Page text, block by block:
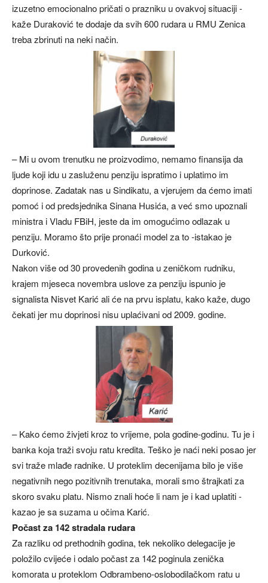
izuzetno emocionalno pričati o prazniku u ovakvoj situaciji -
kaže Duraković te dodaje da svih 600 rudara u RMU Zenica
treba zbrinuti na neki način.
– Mi u ovom trenutku ne proizvodimo, nemamo finansija da
ljude koji idu u zasluženu penziju ispratimo i uplatimo im
doprinose. Zadatak nas u Sindikatu, a vjerujem da ćemo imati
pomoć i od predsjednika Sinana Husića, a već smo upoznali
ministra i Vladu FBiH, jeste da im omogućimo odlazak u
penziju. Moramo što prije pronaći model za to -istakao je
Durković.
Nakon više od 30 provedenih godina u zeničkom rudniku,
krajem mjeseca novembra uslove za penziju ispunio je
signalista Nisvet Karić ali će na prvu isplatu, kako kaže, dugo
čekati jer mu doprinosi nisu uplaćivani od 2009. godine.
– Kako ćemo živjeti kroz to vrijeme, pola godine-godinu. Tu je i
banka koja traži svoju ratu kredita. Teško je naći neki posao jer
svi traže mlađe radnike. U proteklim decenijama bilo je više
negativnih nego pozitivnih trenutaka, morali smo štrajkati za
skoro svaku platu. Nismo znali hoće li nam je i kad uplatiti -
kazao je sa suzama u očima Karić.
Počast za 142 stradala rudara
Za razliku od prethodnih godina, tek nekoliko delegacije je
položilo cvijeće i odalo počast za 142 poginula zenička
komorata u proteklom Odbrambeno-oslobodilačkom ratu u